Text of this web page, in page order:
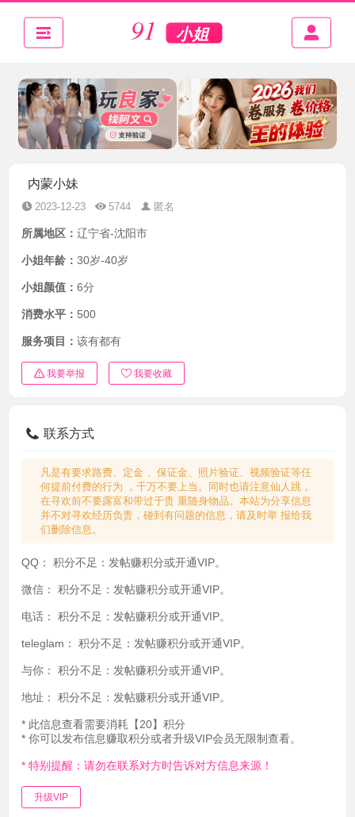
内蒙小妹
2023-12-23 5744 匿名
所属地区： 辽宁省-沈阳市
小姐年龄： 30岁-40岁
小姐颜值： 6分
消费水平： 500
服务项目： 该有都有
我要举报 我要收藏
联系方式
凡是有要求路费、定金 、保证金、照片验证、视频验证等任
何提前付费的行为 ，千万不要上当。同时也请注意仙人跳，
在寻欢前不要露富和带过于贵 重随身物品。本站为分享信息
并不对寻欢经历负责，碰到有问题的信息，请及时举 报给我
们删除信息。
QQ： 积分不足：发帖赚积分或开通VIP。
微信： 积分不足：发帖赚积分或开通VIP。
电话： 积分不足：发帖赚积分或开通VIP。
teleglam： 积分不足：发帖赚积分或开通VIP。
与你： 积分不足：发帖赚积分或开通VIP。
地址： 积分不足：发帖赚积分或开通VIP。
* 此信息查看需要消耗【20】积分
* 你可以发布信息赚取积分或者升级VIP会员无限制查看。
* 特别提醒：请勿在联系对方时告诉对方信息来源！
升级VIP